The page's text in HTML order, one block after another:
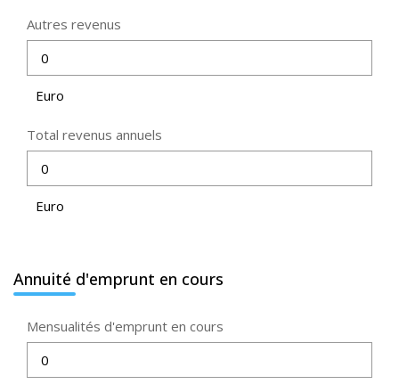
Autres revenus
Euro
Total revenus annuels
Euro
Annuité d'emprunt en cours
Mensualités d'emprunt en cours